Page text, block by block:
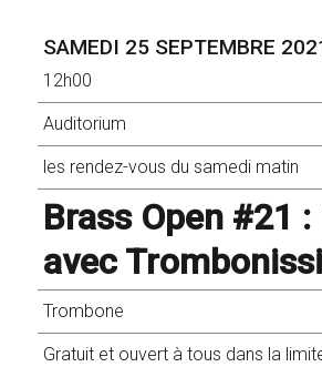
SAMEDI 25 SEPTEMBRE
12h00
Auditorium
les rendez-vous du samedi matin
Brass Open #21 :
avec
Trombone
Gratuit et ouvert à tous dans la